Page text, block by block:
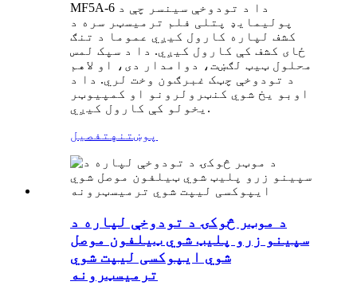
MF5A-6 دا د تودوخې سینسر چې د
پولیمایډ پتلی فلم ترمیسټر سره د
کشف لپاره کارول کیږي عموما د تنګ
ځای کشف کې کارول کیږي. دا د سپک لمس
محلول ټیټ لګښت، دوامدار دی، او لاهم
د تودوخې چټک غبرګون وخت لري. دا د
اوبو یخ شوي کنټرولرونو او کمپیوټر
یخولو کې کارول کیږي.
پوښتنهتفصیل
د موټر څوکۍ د تودوخې لپاره د
سپینو زرو پلیټ شوي ټیلفون موصل
شوي ایپوکسی لیپت شوي
ترمیسټرونه